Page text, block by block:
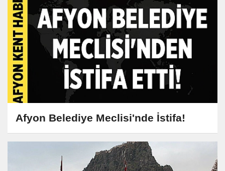
Afyon Belediye Meclisi'nde İstifa!